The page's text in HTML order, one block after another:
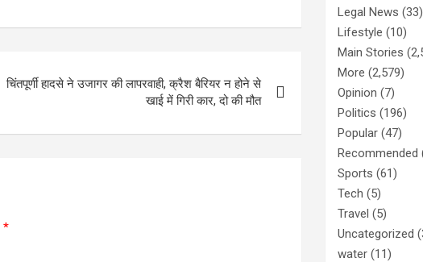
चिंतपूर्णी हादसे ने उजागर की लापरवाही, क्रैश बैरियर न होने से
खाई में गिरी कार, दो की मौत
*
Legal News (33)
Lifestyle (10)
Main Stories
More (2,579)
Opinion (7)
Politics (196)
Popular (47)
Recommended
Sports (61)
Tech (5)
Travel (5)
Uncategorized
water (11)